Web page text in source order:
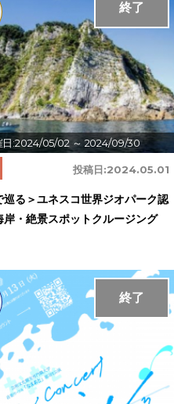
日:2024/05/02 ～ 2024/09/30
終了
投稿日:2024.05.01
巡る＞ユネスコ世界ジオパーク認
岸・絶景スポットクルージング
終了